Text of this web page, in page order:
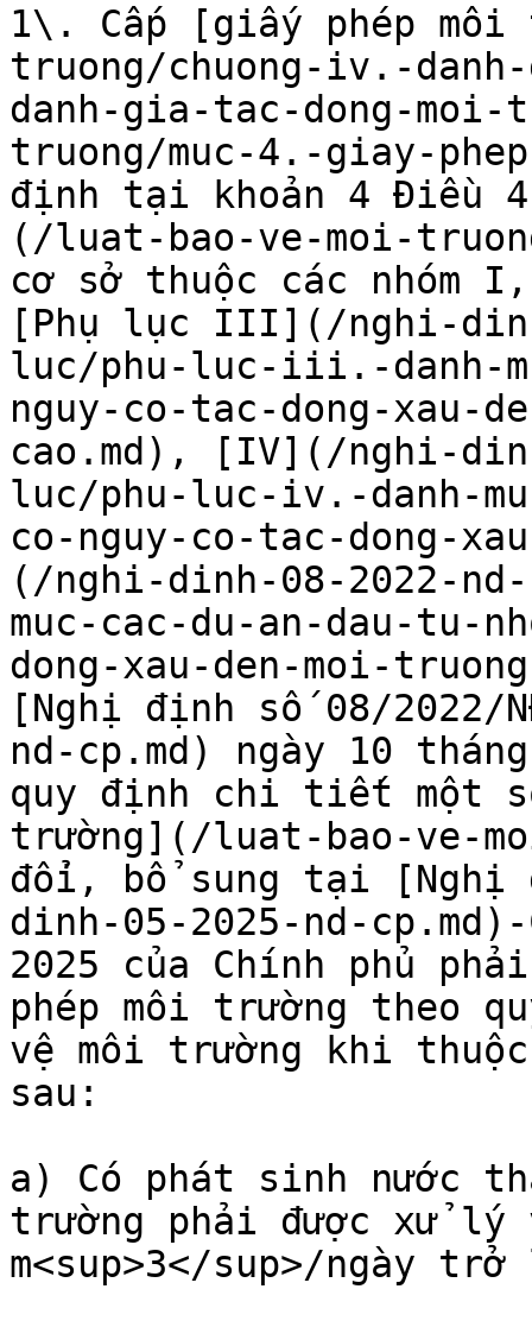
1\. Cấp [giấy phép
truong/chuong-iv.-
danh-gia-tac-dong-moi-
truong/muc-4.-giay-
định tại khoản 4 Điều
(/luat-bao-ve-moi-
cơ sở thuộc các
[Phụ lục III](/nghi-
luc/phu-luc-iii.-danh-
nguy-co-tac-dong-xau-
cao.md), [IV](/nghi-
luc/phu-luc-iv.-danh-
co-nguy-co-tac-dong-
(/nghi-dinh-08-2022-
muc-cac-du-an-dau-
dong-xau-den-moi-
[Nghị định số 08/2022/
nd-cp.md) ngày 10
quy định chi tiết một
trường](/luat-bao-ve-
đổi, bổ sung tại [Nghị
dinh-05-2025-nd-
2025 của Chính phủ
phép môi trường theo
vệ môi trường khi
sau:
a) Có phát sinh nước
trường phải được xử
m<sup>3</sup>/ngày